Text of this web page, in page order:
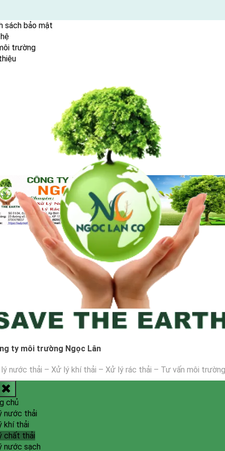
sách bảo mật
trường
ty môi trường Ngọc Lân
nước thải – Xử lý khí thải – Xử lý rác thải – Tư vấn môi trường
chủ
nước thải
khí thải
chất thải
nước sạch